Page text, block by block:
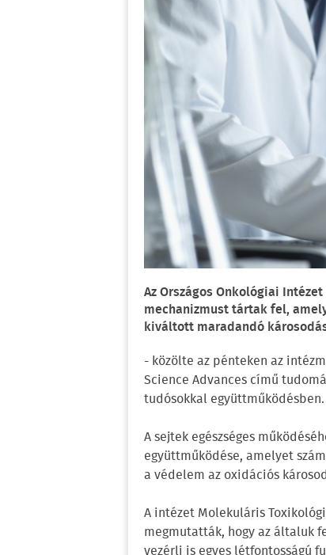
Az Országos Onkológiai
mechanizmust tártak fel,
kiváltott maradandó
- közölte az pénteken az
Science Advances című
tudósokkal együttműködésben.
A sejtek egészséges
együttműködése, amelyet
a védelem az oxidációs
A intézet Molekuláris
megmutatták, hogy az általuk